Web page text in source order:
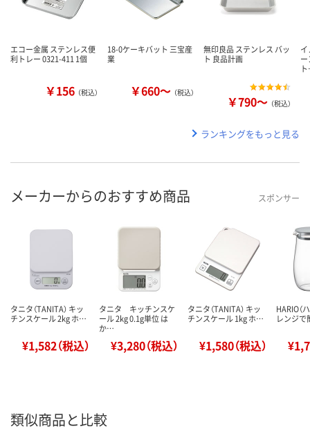
エコー金属 ステンレス便
利トレー 0321-411 1個
￥156 （税込）
18-0ケーキバット 三宝産
業
￥660～ （税込）
無印良品 ステンレス バッ
ト 良品計画
￥790～ （税込）
ランキングをもっと見る
メーカーからのおすすめ商品 スポンサー
タニタ（TANITA） キッ
チンスケール 2kg ホ…
¥1,582（税込）
タニタ キッチンスケ
ール 2kg 0.1g単位 は
か…
¥3,280（税込）
タニタ（TANITA） キッ
チンスケール 1kg ホ…
¥1,580（税込）
HARIO（
レンジ
類似商品と比較